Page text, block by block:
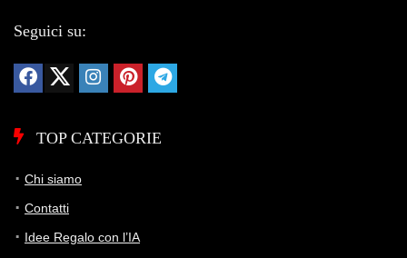
Seguici su:
TOP CATEGORIE
Chi siamo
Contatti
Idee Regalo con l’IA